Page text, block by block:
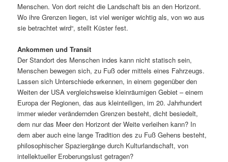
Menschen. Von dort reicht die Landschaft bis an den Horizont.
Wo ihre Grenzen liegen, ist viel weniger wichtig als, von wo aus
sie betrachtet wird“, stellt Küster fest.
Ankommen und Transit
Der Standort des Menschen indes kann nicht statisch sein,
Menschen bewegen sich, zu Fuß oder mittels eines Fahrzeugs.
Lassen sich Unterschiede erkennen, in einem gegenüber den
Weiten der USA vergleichsweise kleinräumigen Gebiet – einem
Europa der Regionen, das aus kleinteiligen, im 20. Jahrhundert
immer wieder verändernden Grenzen besteht, dicht besiedelt,
dem nur das Meer den Horizont der Weite verleihen kann? In
dem aber auch eine lange Tradition des zu Fuß Gehens besteht,
philosophischer Spaziergänge durch Kulturlandschaft, von
intellektueller Eroberungslust getragen?